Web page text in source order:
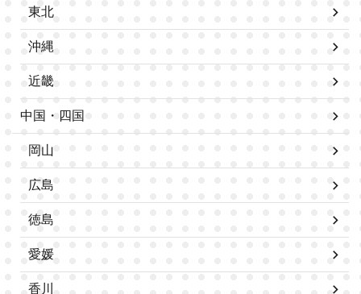
東北
沖縄
近畿
中国・四国
岡山
広島
徳島
愛媛
香川